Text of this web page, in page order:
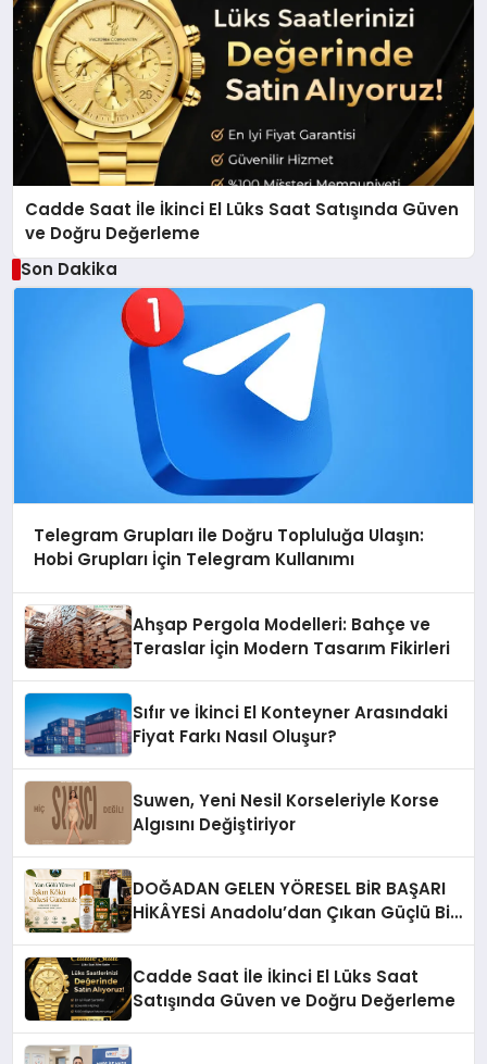
Cadde Saat İle İkinci El Lüks Saat Satışında Güven
ve Doğru Değerleme
Son Dakika
Telegram Grupları ile Doğru Topluluğa Ulaşın:
Hobi Grupları İçin Telegram Kullanımı
Ahşap Pergola Modelleri: Bahçe ve
Teraslar İçin Modern Tasarım Fikirleri
Sıfır ve İkinci El Konteyner Arasındaki
Fiyat Farkı Nasıl Oluşur?
Suwen, Yeni Nesil Korseleriyle Korse
Algısını Değiştiriyor
DOĞADAN GELEN YÖRESEL BİR BAŞARI
HİKÂYESİ Anadolu’dan Çıkan Güçlü Bir
Cadde Saat İle İkinci El Lüks Saat
Satışında Güven ve Doğru Değerleme